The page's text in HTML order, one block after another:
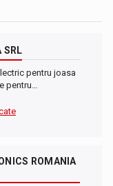
SRL
pentru joasa
pentru…
ROMANIA